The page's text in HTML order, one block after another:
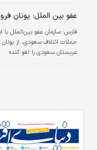
عفو بین الملل: یونان
فارس: سازمان عفو بین‌الملل با
حملات ائتلاف سعودی، از
عربستان سعودی را لغو کند»